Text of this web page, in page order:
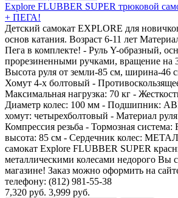
Explore FLUBBER SUPER трюковой
+ ПЕГА!
Детский самокат EXPLORE для
основ катания. Возраст 6-11 лет
Пега в комплекте! - Руль Y-образный,
прорезиненными ручками, вращение на
Высота руля от земли-85 см, ширина-46
Хомут 4-х болтовый -
Максимальная нагрузка: 70 кг -
Диаметр колес: 100 мм - Подшипник:
хомут: четырехболтовый - Материал
Компрессия резьба - Тормозная
высота: 85 см - Сердечник колес:
самокат Explore FLUBBER SUPER
металлическими колесами недорого Вы
магазине! Заказ можно оформить на
телефону: (812) 981-55-38
7,320 руб. 3,999 руб.